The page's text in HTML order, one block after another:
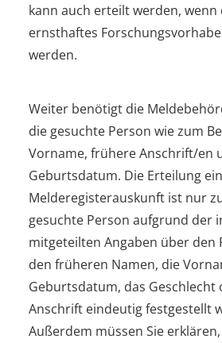
kann auch erteilt werden,
ernsthaftes
werden.
Weiter benötigt die
die gesuchte Person wie zum
Vorname, frühere Anschrift/en
Geburtsdatum. Die Erteilung
Melderegisterauskunft ist nur
gesuchte Person aufgrund der
mitgeteilten Angaben über den
den früheren Namen, die
Geburtsdatum, das Geschlecht
Anschrift eindeutig festgestellt
Außerdem müssen Sie